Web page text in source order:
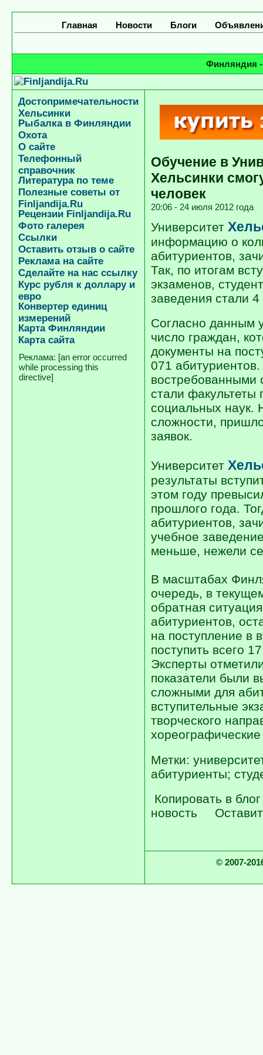
Главная Новости Блоги
Финляндия -
Достопримечательности
Хельсинки
Рыбалка в Финляндии
Охота
О сайте
Телефонный
справочник
Литература по теме
Полезные советы от
Finljandija.Ru
Рецензии Finljandija.Ru
Фото галерея
Ссылки
Оставить отзыв о сайте
Реклама на сайте
Сделайте на нас ссылку
Курс рубля к доллару и
евро
Конвертер единиц
измерений
Карта Финляндии
Карта сайта
[an error occurred
while processing this
directive]
Обучение в
Хельсинки
человек
20:06 - 24 июля 2012 года
Университет
информацию о
абитуриентов,
Так, по итогам
экзаменов,
заведения стали
Согласно данным
число граждан,
документы на
071
востребованными
стали факультеты
социальных наук.
сложности,
заявок.
Университет
результаты
этом году
прошлого года.
абитуриентов,
учебное
меньше, нежели
В масштабах
очередь, в
обратная
абитуриентов,
на поступление в
поступить всего
Эксперты
показатели были
сложными для
вступительные
творческого
Метки:
абитуриенты;
Копировать в блог
новость
© 2007-